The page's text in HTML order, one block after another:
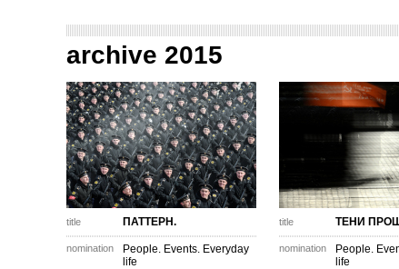
archive 2015
title ПАТТЕРН.
nomination
People. Events. Everyday
life
title ТЕНИ
nomination
People.
life